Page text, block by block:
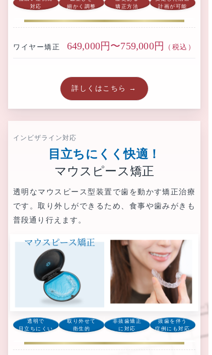
対応
細かく調整
矯正方法
計画が可能
ワイヤー矯正 649,000円〜759,000円 （税込）
詳しくはこちら →
インビザライン対応
目立ちにくく快適！
マウスピース矯正
透明なマウスピース型装置で歯を動かす矯正治療
です。取り外しができるため、食事や歯みがきも
普段通り行えます。
透明で
目立ちにくい
取り外せて
衛生的
非抜歯矯正
に対応
抜歯を伴う
症例にも対応